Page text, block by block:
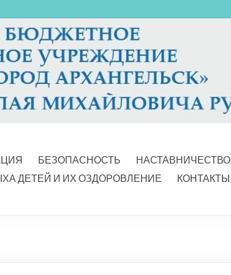
БЕЗОПАСНОСТЬ
НАСТАВНИЧЕСТВО
ДЕТЕЙ И ИХ ОЗДОРОВЛЕНИЕ
КОНТАКТЫ